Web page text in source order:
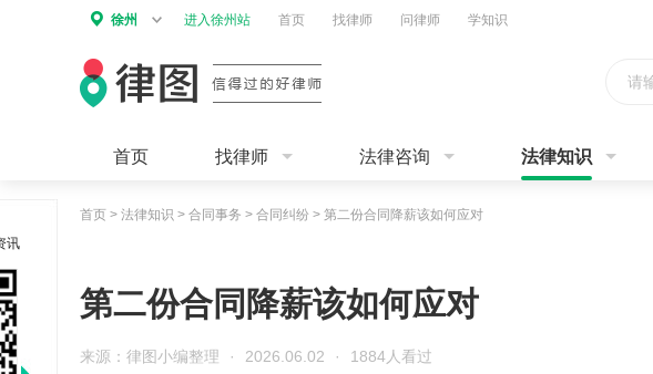
徐州 进入徐州站 首页 找律师 问律师 学知识
请
首页 找律师 法律咨询 法律知识
首页 > 法律知识 > 合同事务 > 合同纠纷 > 第二份合同降薪该如何应对
第二份合同降薪该如何应对
来源：律图小编整理 · 2026.06.02 · 1884人看过
讯